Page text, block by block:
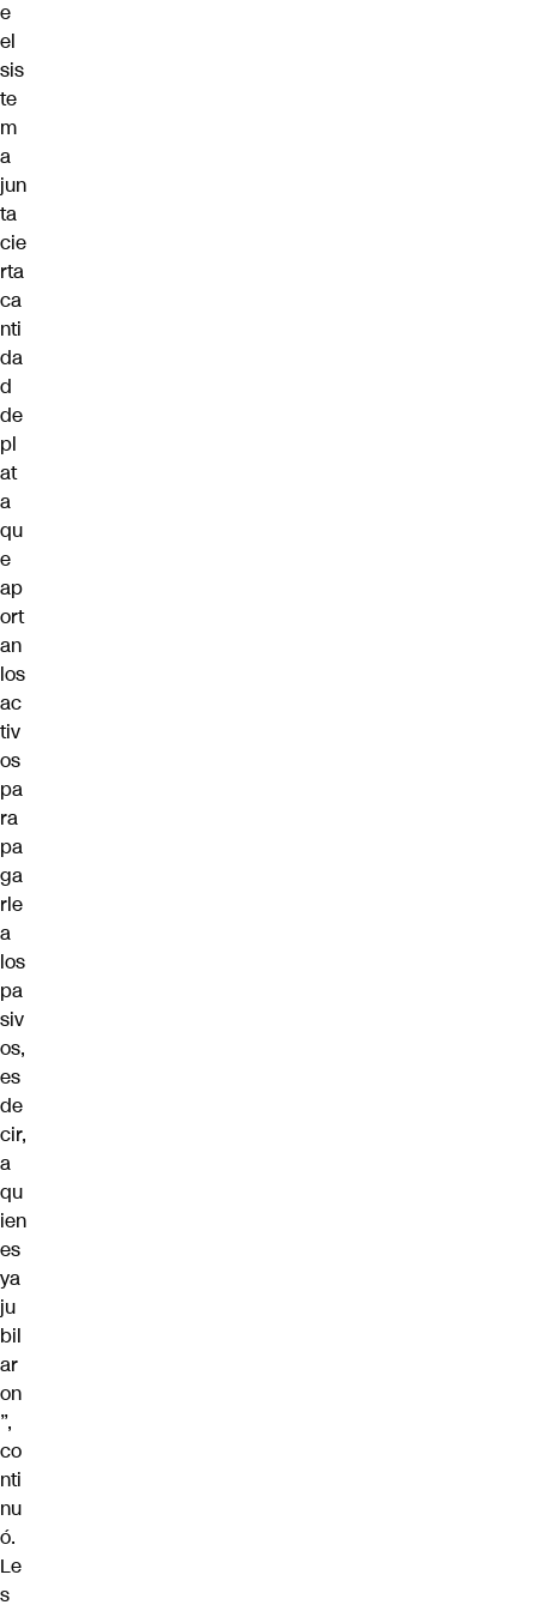
e
el
sis
te
m
a
jun
ta
cie
rta
ca
nti
da
d
de
pl
at
a
qu
e
ap
ort
an
los
ac
tiv
os
pa
ra
pa
ga
rle
a
los
pa
siv
os,
es
de
cir,
a
qu
ien
es
ya
ju
bil
ar
on
”,
co
nti
nu
ó.
Le
s